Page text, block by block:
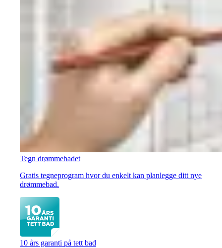
Tegn drømmebadet
Gratis tegneprogram hvor du enkelt kan planlegge ditt nye
drømmebad.
10 års garanti på tett bad